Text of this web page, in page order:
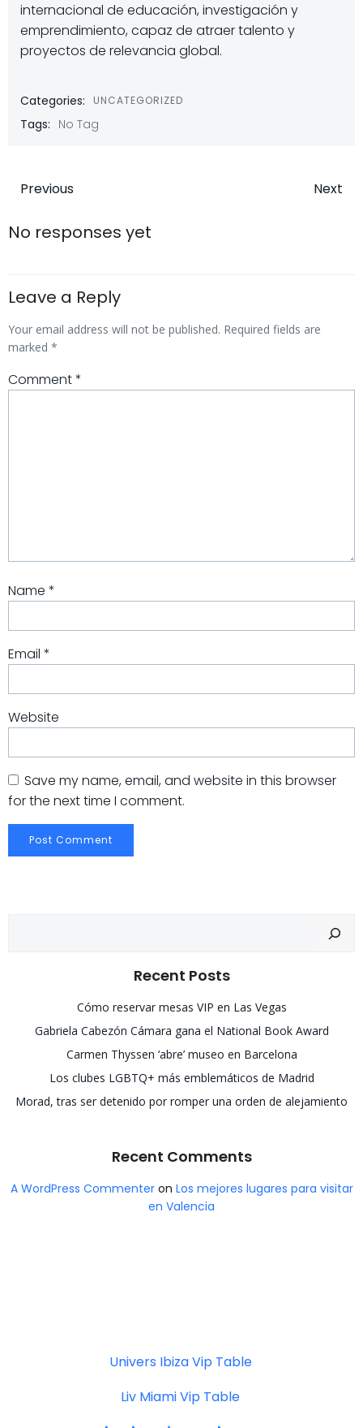
internacional de educación, investigación y
emprendimiento, capaz de atraer talento y
proyectos de relevancia global.
Categories: UNCATEGORIZED
Tags: No Tag
Previous Next
No responses yet
Leave a Reply
Your email address will not be published. Required fields are
marked *
Comment*
Name *
Email *
Website
Save my name, email, and website in this browser
for the next time I comment.
Recent Posts
Cómo reservar mesas VIP en Las Vegas
Gabriela Cabezón Cámara gana el National Book Award
Carmen Thyssen ‘abre’ museo en Barcelona
Los clubes LGBTQ+ más emblemáticos de Madrid
Morad, tras ser detenido por romper una orden de alejamiento
Recent Comments
A WordPress Commenteron Los mejores lugares para visitar
en Valencia
Univers Ibiza Vip Table
Liv Miami Vip Table